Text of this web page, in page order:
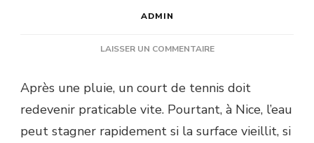
ADMIN
LAISSER UN COMMENTAIRESUR
RÉNOVATION
COURT
TENNIS
Après une pluie, un court de tennis doit
redevenir praticable vite. Pourtant, à Nice, l’eau
peut stagner rapidement si la surface vieillit, si